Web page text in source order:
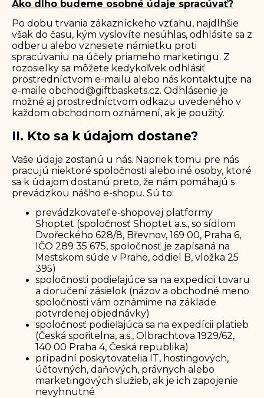
Ako dlho budeme osobné údaje spracúvať?
Po dobu trvania zákazníckeho vzťahu, najdlhšie
však do času, kým vyslovíte nesúhlas, odhlásite sa z
odberu alebo vznesiete námietku proti
spracúvaniu na účely priameho marketingu. Z
rozosielky sa môžete kedykoľvek odhlásiť
prostredníctvom e-mailu alebo nás kontaktujte na
e-maile obchod@giftbaskets.cz. Odhlásenie je
možné aj prostredníctvom odkazu uvedeného v
každom obchodnom oznámení, ak je použitý.
II. Kto sa k údajom dostane?
Vaše údaje zostanú u nás. Napriek tomu pre nás
pracujú niektoré spoločnosti alebo iné osoby, ktoré
sa k údajom dostanú preto, že nám pomáhajú s
prevádzkou nášho e-shopu. Sú to:
prevádzkovateľ e-shopovej platformy
Shoptet (spoločnosť Shoptet a.s., so sídlom
Dvořeckého 628/8, Břevnov, 169 00, Praha 6,
IČO 289 35 675, spoločnosť je zapísaná na
Mestskom súde v Prahe, oddiel B, vložka 25
395)
spoločnosti podieľajúce sa na expedícii tovaru
a doručení zásielok (názov a obchodné meno
spoločnosti vám oznámime na základe
potvrdenej objednávky)
spoločnosť podieľajúca sa na expedícii platieb
(Česká spořitelna, a.s., Olbrachtova 1929/62,
140 00 Praha 4, Česká republika)
prípadní poskytovatelia IT, hostingových,
účtovných, daňových, právnych alebo
marketingových služieb, ak je ich zapojenie
nevyhnutné